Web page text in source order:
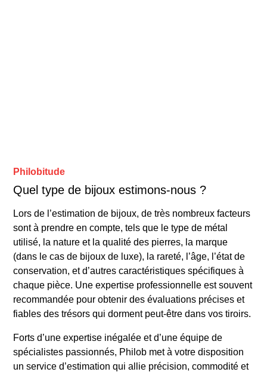
Philobitude
Quel type de bijoux estimons-nous ?
Lors de l’estimation de bijoux, de très nombreux facteurs
sont à prendre en compte, tels que le type de métal
utilisé, la nature et la qualité des pierres, la marque
(dans le cas de bijoux de luxe), la rareté, l’âge, l’état de
conservation, et d’autres caractéristiques spécifiques à
chaque pièce. Une expertise professionnelle est souvent
recommandée pour obtenir des évaluations précises et
fiables des trésors qui dorment peut-être dans vos tiroirs.
Forts d’une expertise inégalée et d’une équipe de
spécialistes passionnés, Philob met à votre disposition
un service d’estimation qui allie précision, commodité et